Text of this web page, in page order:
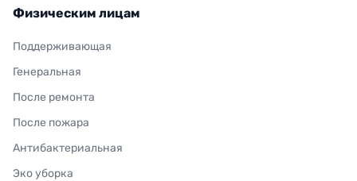
Физическим лицам
Поддерживающая
Генеральная
После ремонта
После пожара
Антибактериальная
Эко уборка